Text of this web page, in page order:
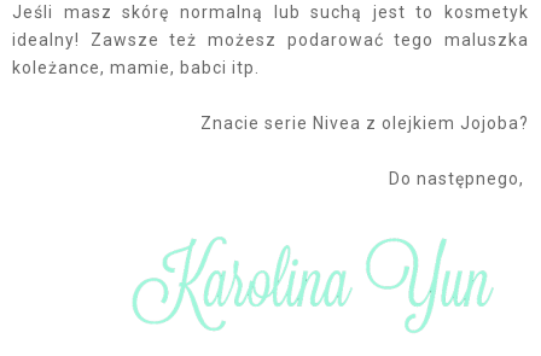
Jeśli masz skórę normalną lub suchą jest to kosmetyk
idealny! Zawsze też możesz podarować tego maluszka
koleżance, mamie, babci itp.
Znacie serie Nivea z olejkiem Jojoba?
Do następnego,